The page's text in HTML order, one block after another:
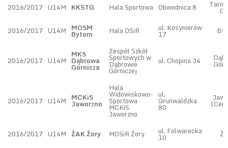
2016/2017 U14M KKSTG Hala Sportowa Obwodnica 8
2016/2017 U14M MOSM
Bytom Hala OSiR ul. Kosynierów
17
2016/2017 U14M
MKS
Dąbrowa
Górnicza
Zespół Szkół
Sportowych w
Dąbrowie
Górniczej
ul. Chopina 34
2016/2017 U14M MCKiS
Jaworzno
Hala
Widowiskowo-
Sportowa
MCKiS
Jaworzno
ul.
Grunwaldzka
80
2016/2017 U14M ŻAK Żory MOSiR Żory ul. Folwarecka
10